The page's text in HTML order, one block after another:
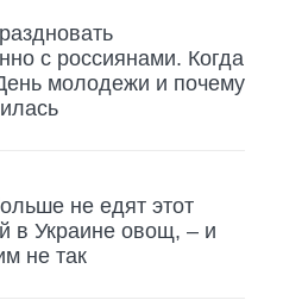
с россиянами. Когда
молодежи и почему
не едят этот
в Украине овощ, – и
не так